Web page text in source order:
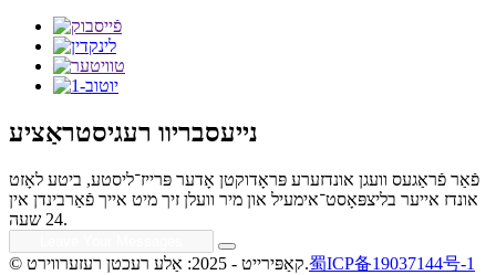
נייעסבריוו רעגיסטראַציע
פֿאַר פֿראַגעס וועגן אונדזערע פּראָדוקטן אָדער פּרייז־ליסטע, ביטע לאָזט
אונדז אייער בליצפּאָסט־אימעיל און מיר וועלן זיך מיט אייך פֿאַרבינדן אין
24 שעה.
© קאַפּירייט - 2025: אַלע רעכטן רעזערווירט.蜀ICP备19037144号-1